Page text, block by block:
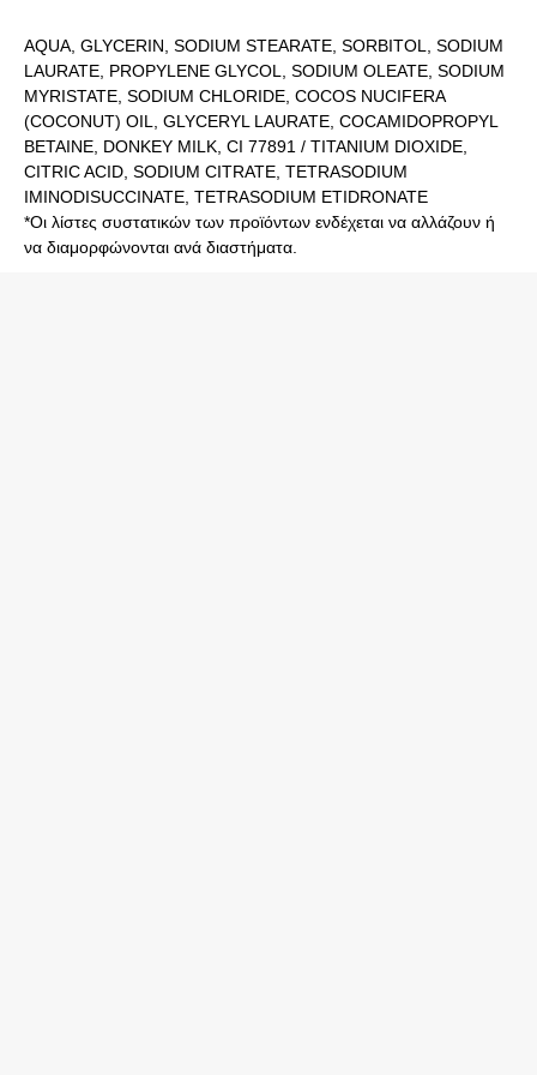
AQUA, GLYCERIN, SODIUM STEARATE, SORBITOL, SODIUM
LAURATE, PROPYLENE GLYCOL, SODIUM OLEATE, SODIUM
MYRISTATE, SODIUM CHLORIDE, COCOS NUCIFERA
(COCONUT) OIL, GLYCERYL LAURATE, COCAMIDOPROPYL
BETAINE, DONKEY MILK, CI 77891 / TITANIUM DIOXIDE,
CITRIC ACID, SODIUM CITRATE, TETRASODIUM
IMINODISUCCINATE, TETRASODIUM ETIDRONATE
*Οι λίστες συστατικών των προϊόντων ενδέχεται να αλλάζουν ή
να διαμορφώνονται ανά διαστήματα.